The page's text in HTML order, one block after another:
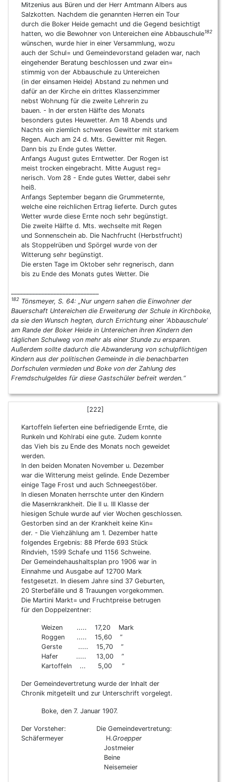
Mitzenius aus Büren und der Herr Amtmann Albers aus
Salzkotten. Nachdem die genannten Herren ein Tour
durch die Boker Heide gemacht und die Gegend besichtigt
hatten, wo die Bewohner von Untereichen eine Abbauschule182
wünschen, wurde hier in einer Versammlung, wozu
auch der Schul= und Gemeindevorstand geladen war, nach
eingehender Beratung beschlossen und zwar ein=
stimmig von der Abbauschule zu Untereichen
(in der einsamen Heide) Abstand zu nehmen und
dafür an der Kirche ein drittes Klassenzimmer
nebst Wohnung für die zweite Lehrerin zu
bauen. - In der ersten Hälfte des Monats
besonders gutes Heuwetter. Am 18 Abends und
Nachts ein ziemlich schweres Gewitter mit starkem
Regen. Auch am 24 d. Mts. Gewitter mit Regen.
Dann bis zu Ende gutes Wetter.
Anfangs August gutes Erntwetter. Der Rogen ist
meist trocken eingebracht. Mitte August reg=
nerisch. Vom 28 - Ende gutes Wetter, dabei sehr
heiß.
Anfangs September begann die Grummeternte,
welche eine reichlichen Ertrag lieferte. Durch gutes
Wetter wurde diese Ernte noch sehr begünstigt.
Die zweite Hälfte d. Mts. wechselte mit Regen
und Sonnenschein ab. Die Nachfrucht (Herbstfrucht)
als Stoppelrüben und Spörgel wurde von der
Witterung sehr begünstigt.
Die ersten Tage im Oktober sehr regnerisch, dann
bis zu Ende des Monats gutes Wetter. Die
182 Tönsmeyer, S. 64: „Nur ungern sahen die Einwohner der
Bauerschaft Untereichen die Erweiterung der Schule in Kirchboke,
da sie den Wunsch hegten, durch Errichtung einer ‘Abbauschule‘
am Rande der Boker Heide in Untereichen ihren Kindern den
täglichen Schulweg von mehr als einer Stunde zu ersparen.
Außerdem sollte dadurch die Abwanderung von schulpflichtigen
Kindern aus der politischen Gemeinde in die benachbarten
Dorfschulen vermieden und Boke von der Zahlung des
Fremdschulgeldes für diese Gastschüler befreit werden.“
[222]
Kartoffeln lieferten eine befriedigende Ernte, die
Runkeln und Kohlrabi eine gute. Zudem konnte
das Vieh bis zu Ende des Monats noch geweidet
werden.
In den beiden Monaten November u. Dezember
war die Witterung meist gelinde. Ende Dezember
einige Tage Frost und auch Schneegestöber.
In diesen Monaten herrschte unter den Kindern
die Masernkrankheit. Die II u. III Klasse der
hiesigen Schule wurde auf vier Wochen geschlossen.
Gestorben sind an der Krankheit keine Kin=
der. - Die Viehzählung am 1. Dezember hatte
folgendes Ergebnis: 88 Pferde 693 Stück
Rindvieh, 1599 Schafe und 1156 Schweine.
Der Gemeindehaushaltsplan pro 1906 war in
Einnahme und Ausgabe auf 12700 Mark
festgesetzt. In diesem Jahre sind 37 Geburten,
20 Sterbefälle und 8 Trauungen vorgekommen.
Die Martini Markt= und Fruchtpreise betrugen
für den Doppelzentner:
Weizen ..... 17,20 Mark
Roggen ..... 15,60 ”
Gerste ..... 15,70 ”
Hafer ..... 13,00 ”
Kartoffeln ... 5,00 ”
Der Gemeindevertretung wurde der Inhalt der
Chronik mitgeteilt und zur Unterschrift vorgelegt.
Boke, den 7. Januar 1907.
Der Vorsteher: Die Gemeindevertretung:
Schäfermeyer H.Groepper
Jostmeier
Beine
Neisemeier